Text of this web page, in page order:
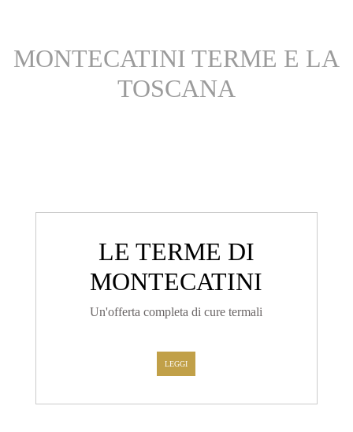
MONTECATINI TERME E LA
TOSCANA
LE TERME DI
MONTECATINI
Un'offerta completa di cure termali
LEGGI